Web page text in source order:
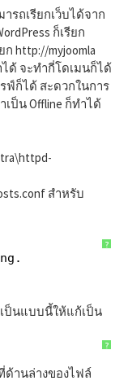
r
รถเรียกเว็บได้จาก
ก็เรียก
ก http://myjoomla
ได้ จะทำกี่โดเมนก็ได้
ฟ์ก็ได้ สะดวกในการ
เป็น Offline ก็ทำได้
สำหรับ
?
ป็นแบบนี้ให้แก้เป็น
?
ด้านล่างของไฟล์